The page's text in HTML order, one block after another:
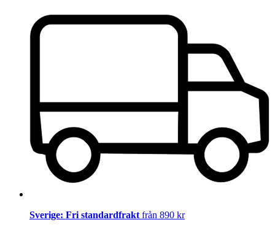
Sverige: Fri standardfrakt från 890 kr